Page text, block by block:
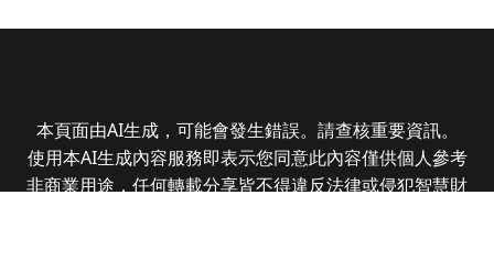
本頁面由AI生成，可能會發生錯誤。請查核重要資訊。
使用本AI生成內容服務即表示您同意此內容僅供個人參考
非商業用途，任何轉載分享皆不得違反法律或侵犯智慧財